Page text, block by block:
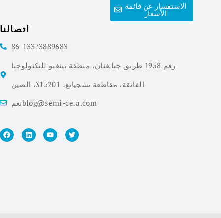
الاستفسار عن قائمة
الأسعار
اتصالنا
86-13373889683
رقم 1958 طريق جيانغنان، منطقة نينغبو للتكنولوجيا
الفائقة، مقاطعة تشجيانغ، 315201، الصين
نعمblog@semi-cera.com